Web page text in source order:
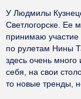
У Людмилы
Светлогорске. Ее
принимаю участие
по рулетам Нины
здесь очень
себя, на свои
то новые тренды,